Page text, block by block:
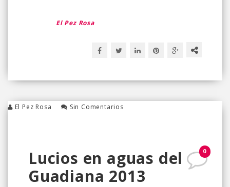
El Pez Rosa
El Pez Rosa Sin Comentarios
0
Lucios en aguas del
Guadiana 2013